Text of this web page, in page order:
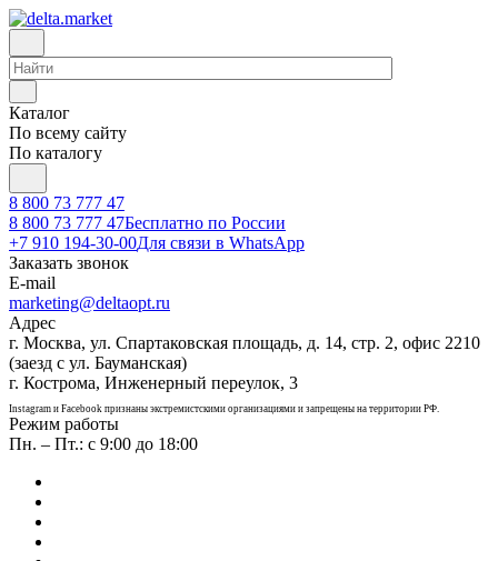
Каталог
По всему сайту
По каталогу
8 800 73 777 47
8 800 73 777 47Бесплатно по России
+7 910 194-30-00Для связи в WhatsApp
Заказать звонок
E-mail
marketing@deltaopt.ru
Адрес
г. Москва, ул. Спартаковская площадь, д. 14, стр. 2, офис 2210
(заезд с ул. Бауманская)
г. Кострома, Инженерный переулок, 3
Instagram и Facebook признаны экстремистскими организациями и запрещены на территории РФ.
Режим работы
Пн. – Пт.: с 9:00 до 18:00